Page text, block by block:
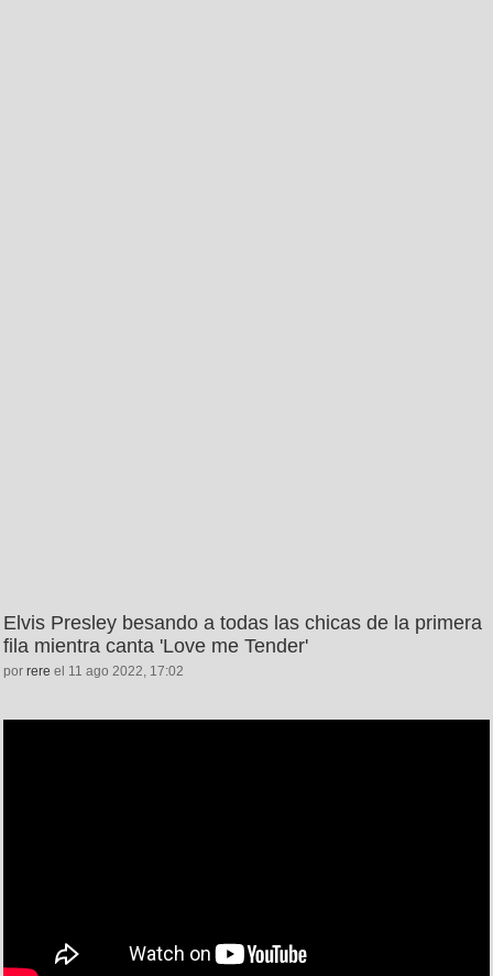
Elvis Presley besando a todas las chicas de la primera
fila mientra canta 'Love me Tender'
por rere el 11 ago 2022, 17:02